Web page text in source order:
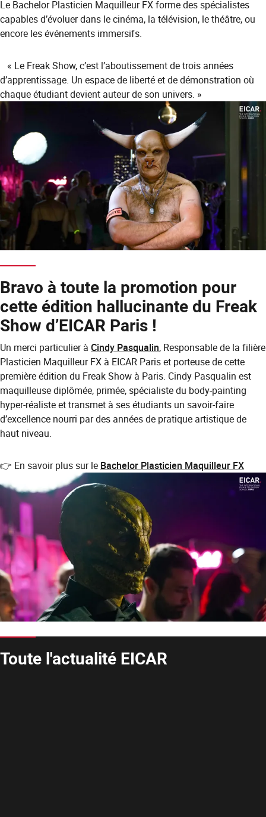
Le Bachelor Plasticien Maquilleur FX forme des spécialistes
capables d’évoluer dans le cinéma, la télévision, le théâtre, ou
encore les événements immersifs.
« Le Freak Show, c’est l’aboutissement de trois années
d’apprentissage. Un espace de liberté et de démonstration où
chaque étudiant devient auteur de son univers. »
Bravo à toute la promotion pour
cette édition hallucinante du Freak
Show d’EICAR Paris !
Un merci particulier à Cindy Pasqualin, Responsable de la filière
Plasticien Maquilleur FX à EICAR Paris et porteuse de cette
première édition du Freak Show à Paris. Cindy Pasqualin est
maquilleuse diplômée, primée, spécialiste du body-painting
hyper-réaliste et transmet à ses étudiants un savoir-faire
d’excellence nourri par des années de pratique artistique de
haut niveau.
👉 En savoir plus sur le Bachelor Plasticien Maquilleur FX
Toute l'actualité EICAR